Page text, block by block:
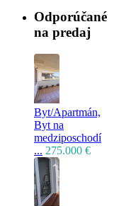
Odporúčané
na predaj
Byt/Apartmán,
Byt na
medziposchodí
... 275.000 €